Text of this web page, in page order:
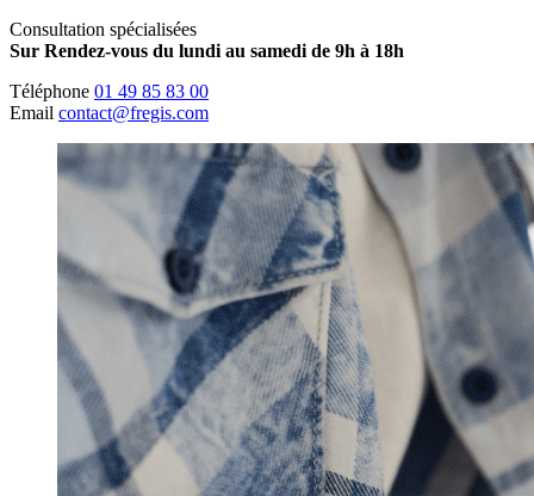
Consultation spécialisées
Sur Rendez-vous du lundi au samedi de 9h à 18h
Téléphone 01 49 85 83 00
Email contact@fregis.com